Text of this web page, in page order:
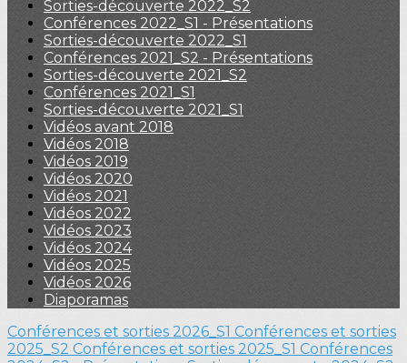
Sorties-découverte 2022_S2
Conférences 2022_S1 - Présentations
Sorties-découverte 2022_S1
Conférences 2021_S2 - Présentations
Sorties-découverte 2021_S2
Conférences 2021_S1
Sorties-découverte 2021_S1
Vidéos avant 2018
Vidéos 2018
Vidéos 2019
Vidéos 2020
Vidéos 2021
Vidéos 2022
Vidéos 2023
Vidéos 2024
Vidéos 2025
Vidéos 2026
Diaporamas
Conférences et sorties 2026_S1 Conférences et sorties
2025_S2 Conférences et sorties 2025_S1 Conférences